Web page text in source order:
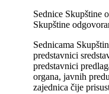
Sednice Skupštine
Skupštine
Sednicama
predstavnici
predstavnici
organa, javnih
zajednica čije